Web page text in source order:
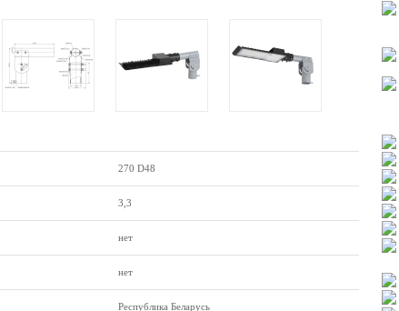
270 D48
3,3
нет
нет
Республика Беларусь